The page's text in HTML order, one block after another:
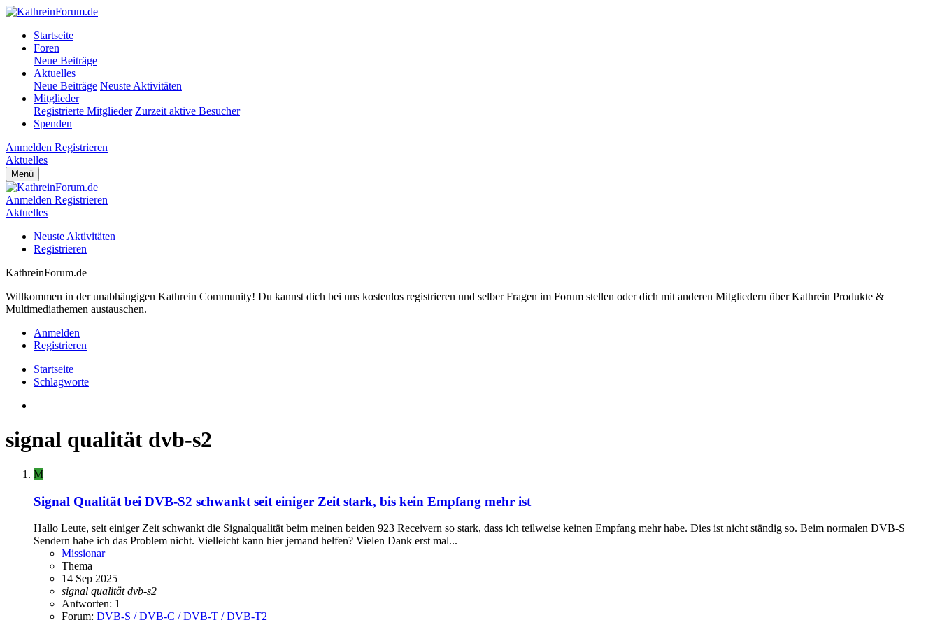
Startseite
Foren
Neue Beiträge
Aktuelles
Neue Beiträge Neuste Aktivitäten
Mitglieder
Registrierte Mitglieder Zurzeit aktive Besucher
Spenden
Anmelden Registrieren
Aktuelles
Menü
Anmelden Registrieren
Aktuelles
Neuste Aktivitäten
Registrieren
KathreinForum.de
Willkommen in der unabhängigen Kathrein Community! Du kannst dich bei uns kostenlos registrieren und selber Fragen im Forum stellen oder dich mit anderen Mitgliedern über Kathrein Produkte &
Multimediathemen austauschen.
Anmelden
Registrieren
Startseite
Schlagworte
signal qualität dvb-s2
M
Signal Qualität bei DVB-S2 schwankt seit einiger Zeit stark, bis kein Empfang mehr ist
Hallo Leute, seit einiger Zeit schwankt die Signalqualität beim meinen beiden 923 Receivern so stark, dass ich teilweise keinen Empfang mehr habe. Dies ist nicht ständig so. Beim normalen DVB-S
Sendern habe ich das Problem nicht. Vielleicht kann hier jemand helfen? Vielen Dank erst mal...
Missionar
Thema
14 Sep 2025
signal qualität dvb-s2
Antworten: 1
Forum: DVB-S / DVB-C / DVB-T / DVB-T2